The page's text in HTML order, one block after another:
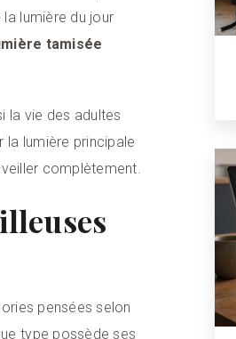
lumière du jour
tamisée
la vie des adultes
la lumière principale
complètement.
pensées selon
type possède ses